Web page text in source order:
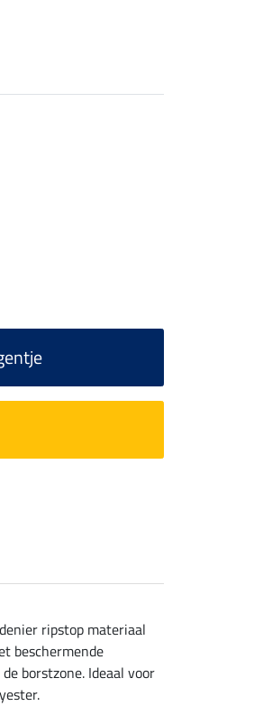
ripstop materiaal
beschermende
borstzone. Ideaal voor